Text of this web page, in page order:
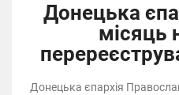
Донецька
місяць
Донецька єпархія